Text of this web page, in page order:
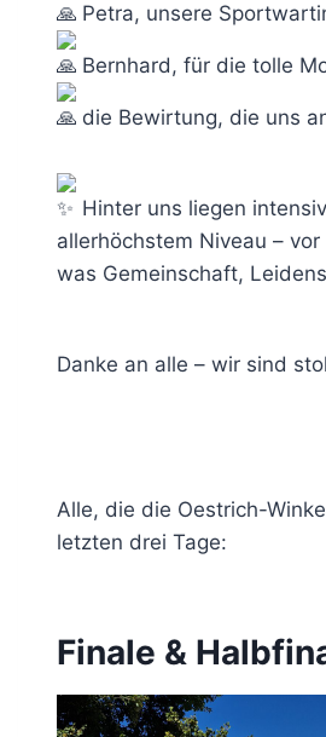
Petra, unsere
Bernhard, für die tolle
die Bewirtung, die uns
Hinter uns liegen
allerhöchstem Niveau –
was Gemeinschaft,
Danke an alle – wir sind
Alle, die die Oestrich-
letzten drei Tage:
Finale &